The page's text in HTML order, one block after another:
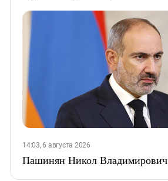
14:03, 6 августа 2026
Пашинян Никол Владимирович